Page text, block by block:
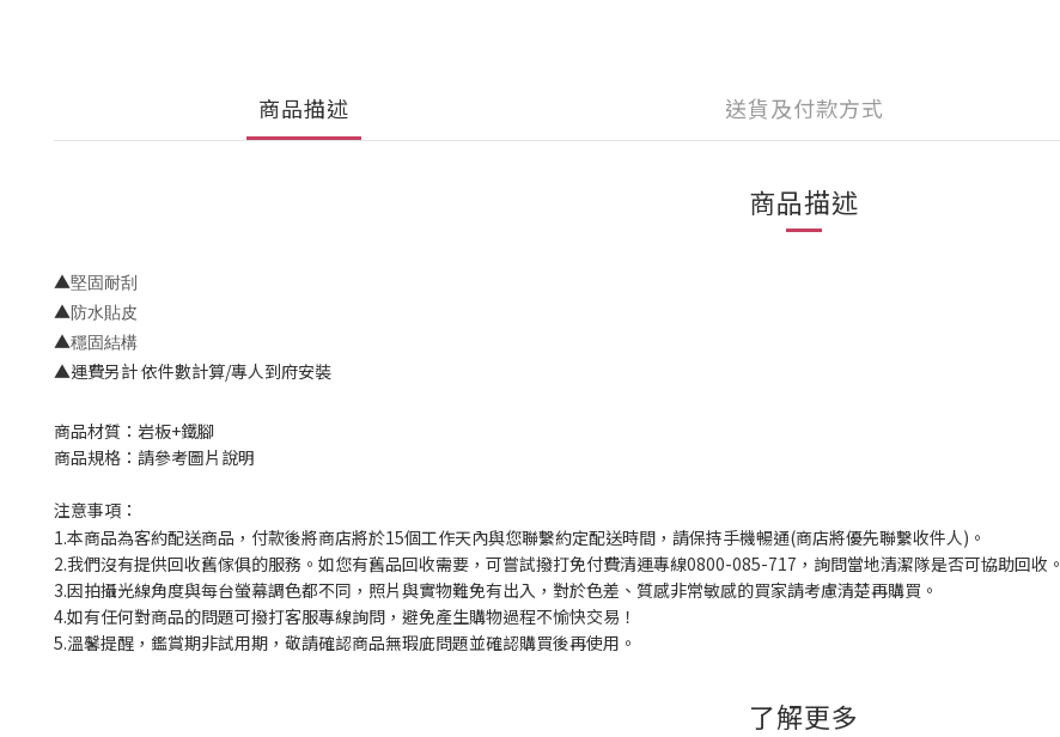
商品描述 送貨及付款方式
商品描述
▲堅固耐刮
▲防水貼皮
▲穩固結構
▲運費另計 依件數計算/專人到府安裝
商品材質：岩板+鐵腳
商品規格：請參考圖片說明
注意事項：
1.本商品為客約配送商品，付款後將商店將於15個工作天內與您聯繫約定配送時間，請保持手機暢通(商店將優先聯繫收件人)。
2.我們沒有提供回收舊傢俱的服務。如您有舊品回收需要，可嘗試撥打免付費清運專線0800-085-717，詢問當地清潔隊是否可協助回收。
3.因拍攝光線角度與每台螢幕調色都不同，照片與實物難免有出入，對於色差、質感非常敏感的買家請考慮清楚再購買。
4.如有任何對商品的問題可撥打客服專線詢問，避免產生購物過程不愉快交易！
5.溫馨提醒，鑑賞期非試用期，敬請確認商品無瑕庛問題並確認購買後再使用。
了解更多